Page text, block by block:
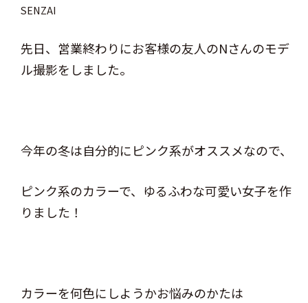
SENZAI
先日、営業終わりにお客様の友人のNさんのモデ
ル撮影をしました。
今年の冬は自分的にピンク系がオススメなので、
ピンク系のカラーで、ゆるふわな可愛い女子を作
りました！
カラーを何色にしようかお悩みのかたは